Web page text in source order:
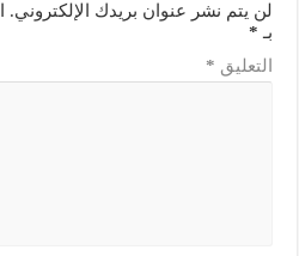
لن يتم نشر عنوان بريدك الإلكتروني.
بـ *
التعليق *